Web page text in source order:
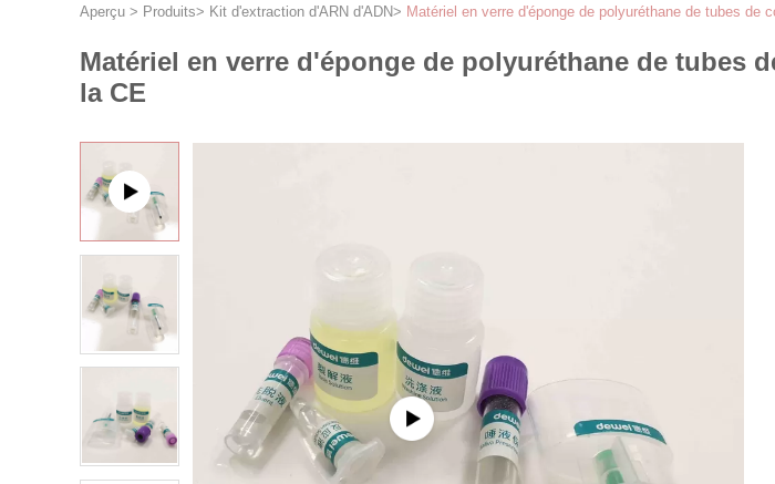
Aperçu > Produits> Kit d'extraction d'ARN d'ADN> Matériel en verre d'éponge de polyuréthane de tubes
Matériel en verre d'éponge de polyuréthane de tubes
la CE